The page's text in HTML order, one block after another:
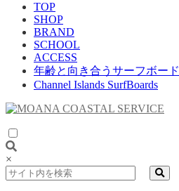
TOP
SHOP
BRAND
SCHOOL
ACCESS
年齢と向き合うサーフボード
Channel Islands SurfBoards
×